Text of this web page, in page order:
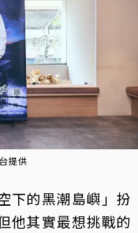
提供
下的黑潮島嶼」扮
他其實最想挑戰的